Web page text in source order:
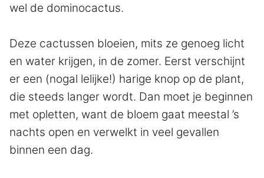
wel de dominocactus.
Deze cactussen bloeien, mits ze genoeg licht
en water krijgen, in de zomer. Eerst verschijnt
er een (nogal lelijke!) harige knop op de plant,
die steeds langer wordt. Dan moet je beginnen
met opletten, want de bloem gaat meestal ’s
nachts open en verwelkt in veel gevallen
binnen een dag.